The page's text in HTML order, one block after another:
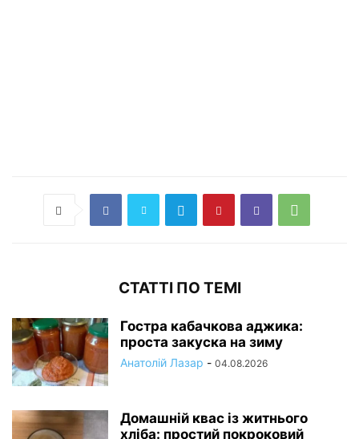
СТАТТІ ПО ТЕМІ
Гостра кабачкова аджика:
проста закуска на зиму
Анатолій Лазар - 04.08.2026
Домашній квас із житнього
хліба: простий покроковий